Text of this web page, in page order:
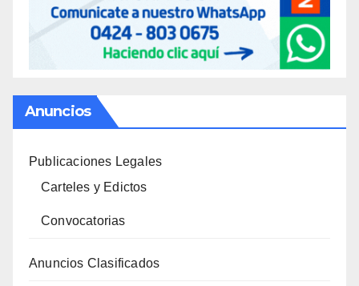
Anuncios
Publicaciones Legales
Carteles y Edictos
Convocatorias
Anuncios Clasificados